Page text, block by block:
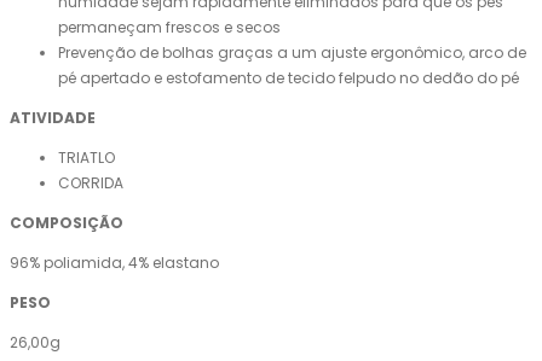
permaneçam frescos e secos
Prevenção de bolhas graças a um ajuste ergonômico, arco de
pé apertado e estofamento de tecido felpudo no dedão do pé
ATIVIDADE
TRIATLO
CORRIDA
COMPOSIÇÃO
96% poliamida, 4% elastano
PESO
26,00g